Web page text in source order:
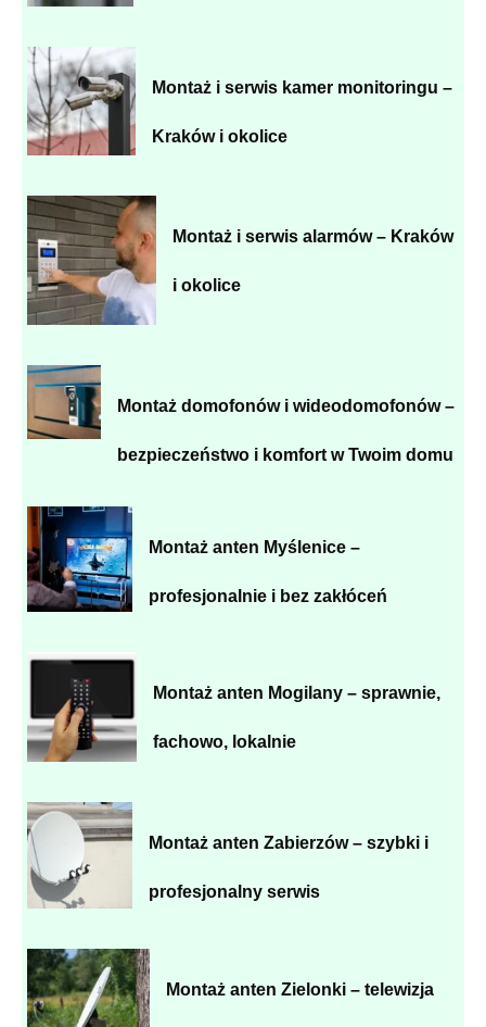
Montaż i serwis kamer monitoringu –
Kraków i okolice
Montaż i serwis alarmów – Kraków
i okolice
Montaż domofonów i wideodomofonów –
bezpieczeństwo i komfort w Twoim domu
Montaż anten Myślenice –
profesjonalnie i bez zakłóceń
Montaż anten Mogilany – sprawnie,
fachowo, lokalnie
Montaż anten Zabierzów – szybki i
profesjonalny serwis
Montaż anten Zielonki – telewizja